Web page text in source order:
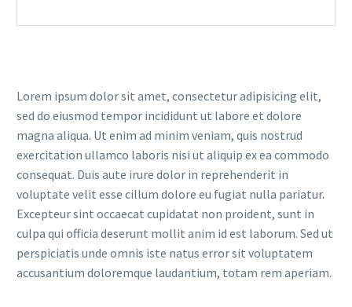
Lorem ipsum dolor sit amet, consectetur adipisicing elit,
sed do eiusmod tempor incididunt ut labore et dolore
magna aliqua. Ut enim ad minim veniam, quis nostrud
exercitation ullamco laboris nisi ut aliquip ex ea commodo
consequat. Duis aute irure dolor in reprehenderit in
voluptate velit esse cillum dolore eu fugiat nulla pariatur.
Excepteur sint occaecat cupidatat non proident, sunt in
culpa qui officia deserunt mollit anim id est laborum. Sed ut
perspiciatis unde omnis iste natus error sit voluptatem
accusantium doloremque laudantium, totam rem aperiam.